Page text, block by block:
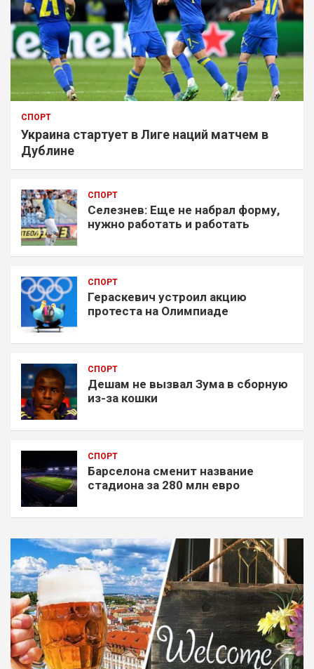
СПОРТ
Украина стартует в Лиге наций матчем в
Дублине
СПОРТ
Селезнев: Еще не набрал форму,
нужно работать и работать
СПОРТ
Гераскевич устроил акцию
протеста на Олимпиаде
СПОРТ
Дешам не вызвал Зума в сборную
из-за кошки
СПОРТ
Барселона сменит название
стадиона за 280 млн евро